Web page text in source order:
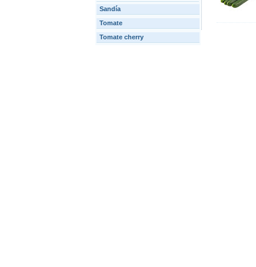
Sandía
Tomate
Tomate cherry